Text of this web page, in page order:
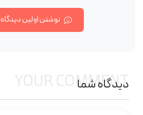
نوشتن اولین دیدگاه
دیدگاه شما
YOUR COMMENT